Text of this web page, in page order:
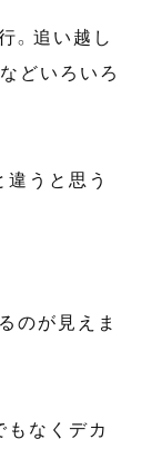
。追い越し
どいろいろ
違うと思う
のが見えま
もなくデカ